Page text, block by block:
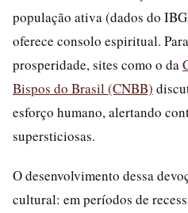
população ativa (dados do
oferece consolo espiritual.
prosperidade, sites como o da
Bispos do Brasil (CNBB)
esforço humano, alertando
supersticiosas.
O desenvolvimento dessa
cultural: em períodos de